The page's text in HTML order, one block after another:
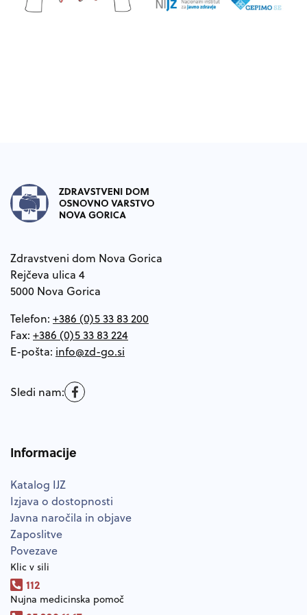
Zdravstveni dom Nova Gorica
Rejčeva ulica 4
5000 Nova Gorica
Telefon: +386 (0)5 33 83 200
Fax: +386 (0)5 33 83 224
E-pošta:
Sledi nam:
Informacije
Katalog IJZ
Izjava o dostopnosti
Javna naročila in objave
Zaposlitve
Povezave
Klic v sili
112
Nujna medicinska pomoč